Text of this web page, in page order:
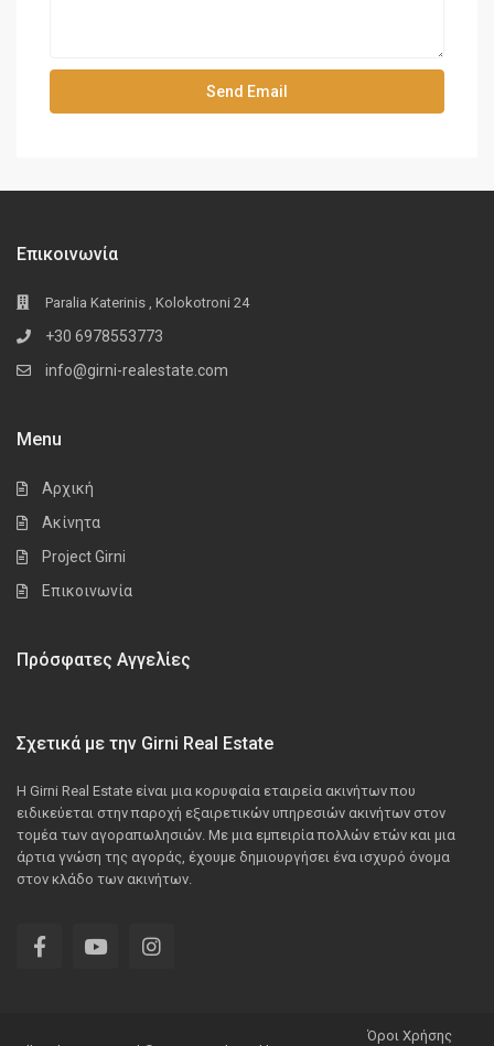
Επικοινωνία
Paralia Katerinis , Kolokotroni 24
+30 6978553773
info@girni-realestate.com
Menu
Αρχική
Ακίνητα
Project Girni
Επικοινωνία
Πρόσφατες Αγγελίες
Σχετικά με την Girni Real Estate
Η Girni Real Estate είναι μια κορυφαία εταιρεία ακινήτων που
ειδικεύεται στην παροχή εξαιρετικών υπηρεσιών ακινήτων στον
τομέα των αγοραπωλησιών. Με μια εμπειρία πολλών ετών και μια
άρτια γνώση της αγοράς, έχουμε δημιουργήσει ένα ισχυρό όνομα
στον κλάδο των ακινήτων.
Όροι Χρήσης